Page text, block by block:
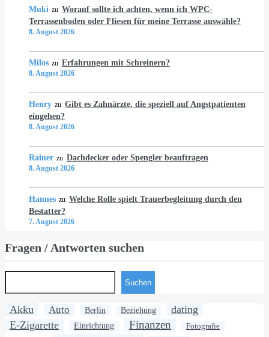
Muki zu Worauf sollte ich achten, wenn ich WPC-
Terrassenboden oder Fliesen für meine Terrasse auswähle?
8. August 2026
Milos zu Erfahrungen mit Schreinern?
8. August 2026
Henry zu Gibt es Zahnärzte, die speziell auf Angstpatienten
eingehen?
8. August 2026
Rainer zu Dachdecker oder Spengler beauftragen
8. August 2026
Hannes zu Welche Rolle spielt Trauerbegleitung durch den
Bestatter?
7. August 2026
Fragen / Antworten suchen
Suchen
Akku Auto Berlin Beziehung
dating
E-Zigarette
Einrichtung Finanzen Fotografie